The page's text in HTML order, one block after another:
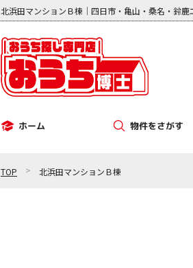
北浜田マンションＢ棟｜四日市・亀山・桑名・鈴
ホーム
物件をさがす
TOP > 北浜田マンションＢ棟